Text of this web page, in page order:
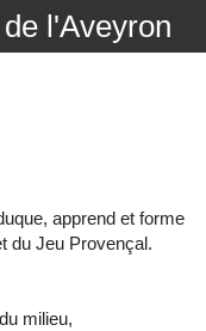
l'Aveyron
apprend et forme
du Jeu Provençal.
milieu,